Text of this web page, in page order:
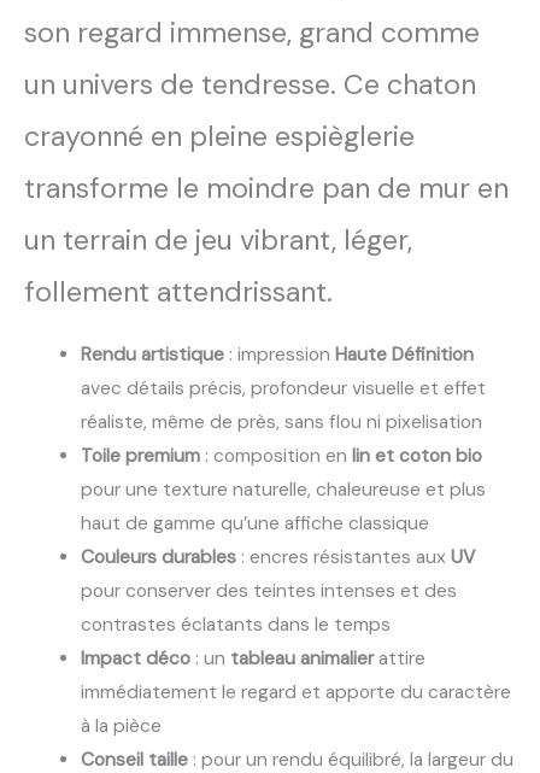
son regard immense, grand comme
un univers de tendresse. Ce chaton
crayonné en pleine espièglerie
transforme le moindre pan de mur en
un terrain de jeu vibrant, léger,
follement attendrissant.
Rendu artistique: impression Haute Définition
avec détails précis, profondeur visuelle et effet
réaliste, même de près, sans flou ni pixelisation
Toile premium: composition en lin et coton bio
pour une texture naturelle, chaleureuse et plus
haut de gamme qu’une affiche classique
Couleurs durables: encres résistantes aux UV
pour conserver des teintes intenses et des
contrastes éclatants dans le temps
Impact déco: un tableau animalierattire
immédiatement le regard et apporte du caractère
à la pièce
Conseil taille: pour un rendu équilibré, la largeur du